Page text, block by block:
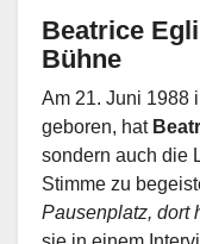
Beatrice
Bühne
Am 21. Juni 1988
geboren, hat
sondern auch die
Stimme zu
Pausenplatz, dort